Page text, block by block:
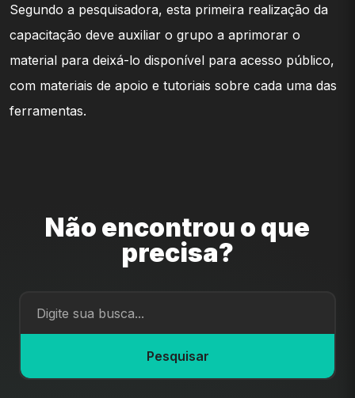
Segundo a pesquisadora, esta primeira realização da
capacitação deve auxiliar o grupo a aprimorar o
material para deixá-lo disponível para acesso público,
com materiais de apoio e tutoriais sobre cada uma das
ferramentas.
Não encontrou o que
precisa?
Pesquisar